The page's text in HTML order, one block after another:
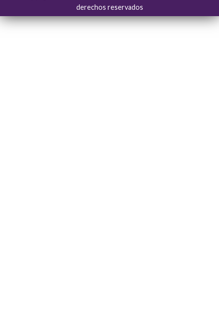
derechos reservados